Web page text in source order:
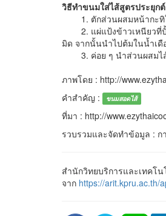
วิธีทำขนมใส่ไส้สูตรประยุกต์
1. ตักส่วนผสมหน้ากะทิใ
2. แผ่แป้งข้าวเหนียวที่ปั้น
มิด จากนั้นนำไปต้มในน้ำเ
3. ค่อย ๆ นำส่วนผสมไส้
ภาพโดย : http://
คำสำคัญ :
ขนมสอดไส้
ที่มา : http://
รวบรวมและจัดทำข้อมูล :
สำนักวิทยบริการและเทคโ
จาก https://arit.kpru.ac.th/